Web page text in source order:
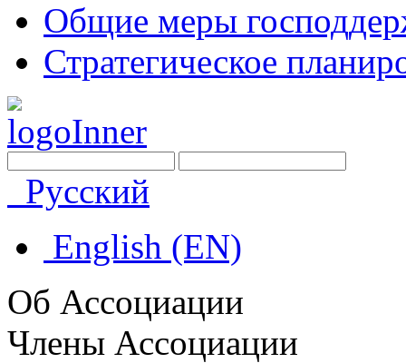
Общие меры
Стратегическое
Русский
English (EN)
Об Ассоциации
Члены Ассоциации